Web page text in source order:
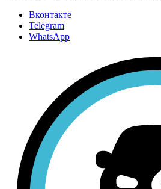
Вконтакте
Telegram
WhatsApp